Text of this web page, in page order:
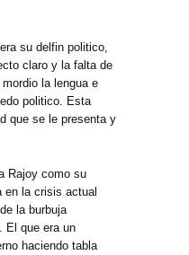
su delfin politico,
claro y la falta de
la lengua e
politico. Esta
que se le presenta y
Rajoy como su
en la crisis actual
la burbuja
El que era un
haciendo tabla